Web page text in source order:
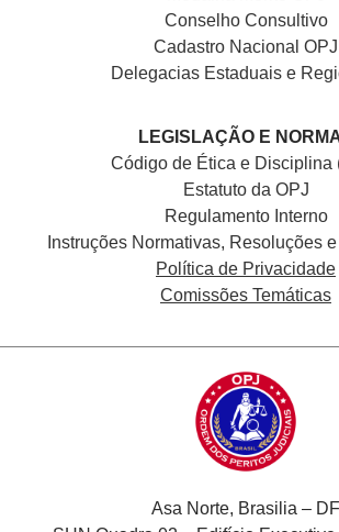
Conselho Consultivo
Cadastro Nacional OPJ
Delegacias Estaduais e
LEGISLAÇÃO E
Código de Ética e Disciplina
Estatuto da OPJ
Regulamento Interno
Instruções Normativas, Resoluções
Política de Privacidade
Comissões Temáticas
Asa Norte, Brasilia – DF